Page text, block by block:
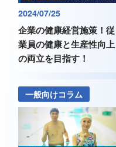
2024/07/25
企業の健康経営施策！従
業員の健康と生産性向上
の両立を目指す！
一般向けコラム